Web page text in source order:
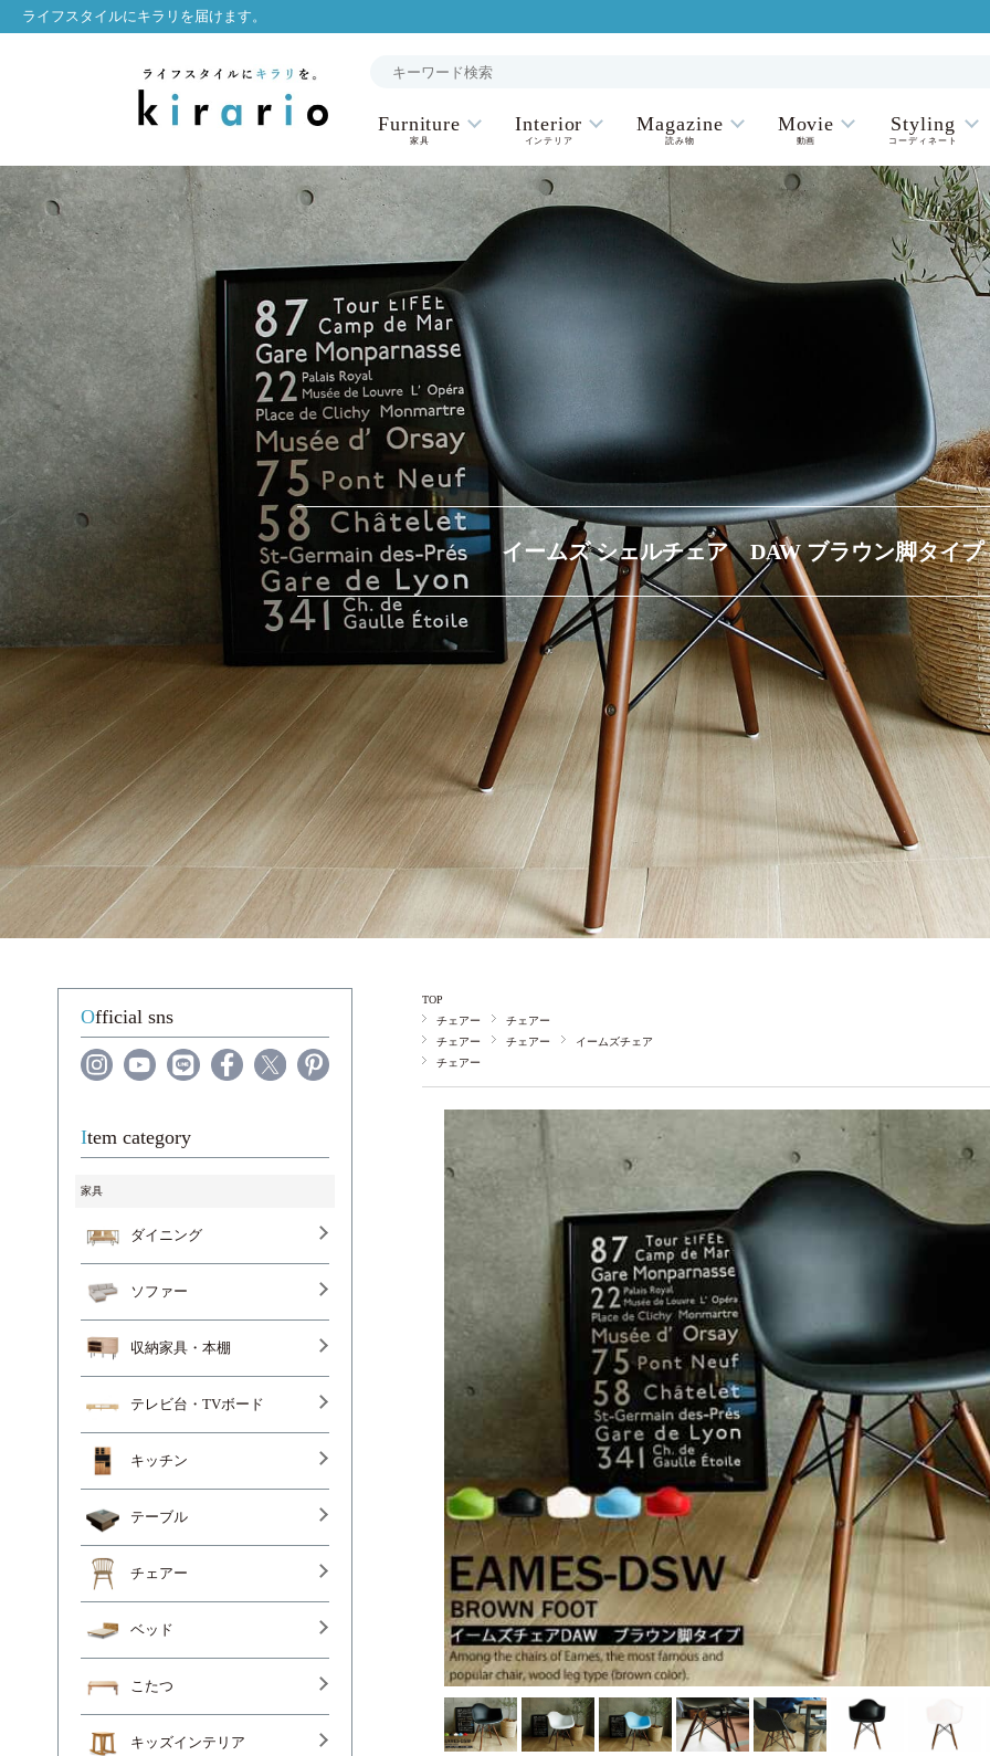
ライフスタイルにキラリを届けます。
Furniture
家具
Interior
インテリア
Magazine
読み物
Movie
動画
Styling
コーディネート
TOP
チェアー
チェアー
チェアー
チェアー
イームズチェア
チェアー
Official sns
Item category
家具
ダイニング
ソファー
収納家具・本棚
テレビ台・TVボード
キッチン
テーブル
チェアー
ベッド
こたつ
キッズインテリア